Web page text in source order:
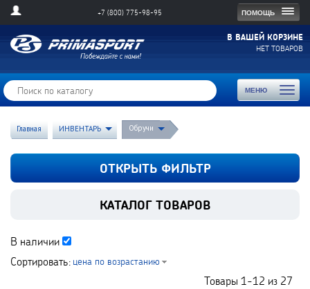
ПОМОЩЬ
+7 (800) 775-98-95
В ВАШЕЙ КОРЗИНЕ
НЕТ ТОВАРОВ
МЕНЮ
Toggle
Главная ИНВЕНТАРЬ Обручи
ОТКРЫТЬ ФИЛЬТР
КАТАЛОГ ТОВАРОВ
В наличии
Сортировать: цена по возрастанию
Товары 1-12 из 27